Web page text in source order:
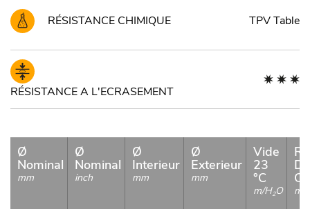
RÉSISTANCE CHIMIQUE TPV Table
RÉSISTANCE A L'ECRASEMENT
Ø
Nominal
mm
Ø
Nominal
inch
Ø
Interieur
mm
Ø
Exterieur
mm
Vide
23
°C
m/H2O
De
mm